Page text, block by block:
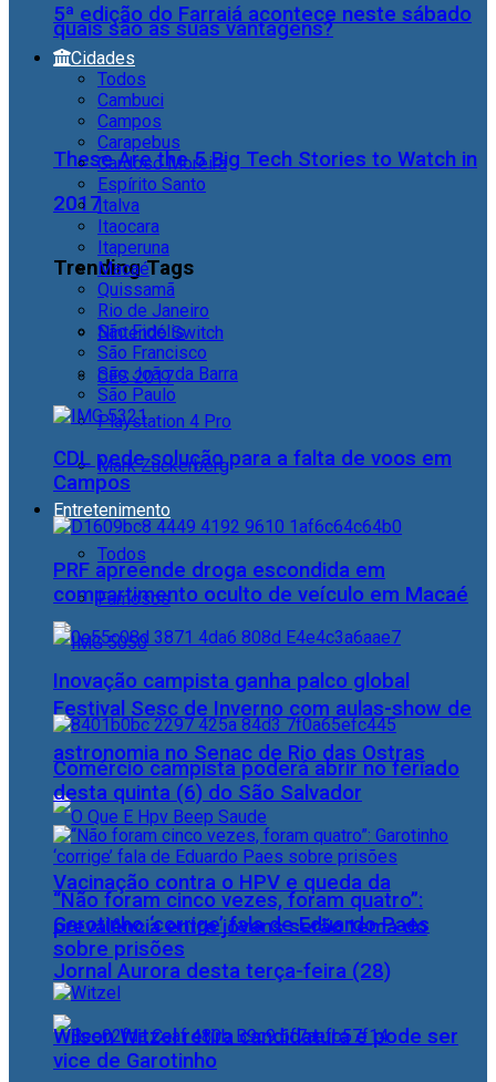
quais são as suas vantagens?
These Are the 5 Big Tech Stories to Watch in
2017
Trending Tags
Nintendo Switch
CES 2017
Playstation 4 Pro
Mark Zuckerberg
Entretenimento
Todos
Famosos
Festival Sesc de Inverno com aulas-show de
astronomia no Senac de Rio das Ostras
Vacinação contra o HPV e queda da
prevalência entre jovens serão tema do
Jornal Aurora desta terça-feira (28)
5ª edição do Farraiá acontece neste sábado
Cidades
Todos
Cambuci
Campos
Carapebus
Cardoso Moreira
Espírito Santo
Italva
Itaocara
Itaperuna
Macaé
Quissamã
Rio de Janeiro
São Fidélis
São Francisco
São João da Barra
São Paulo
CDL pede solução para a falta de voos em
Campos
PRF apreende droga escondida em
compartimento oculto de veículo em Macaé
Inovação campista ganha palco global
Comércio campista poderá abrir no feriado
desta quinta (6) do São Salvador
“Não foram cinco vezes, foram quatro”:
Garotinho ‘corrige’ fala de Eduardo Paes
sobre prisões
Wilson Witzel retira candidatura e pode ser
vice de Garotinho